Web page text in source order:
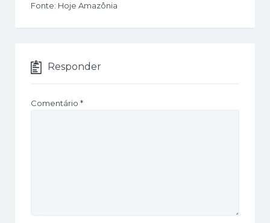
Fonte: Hoje Amazônia
Responder
Comentário *